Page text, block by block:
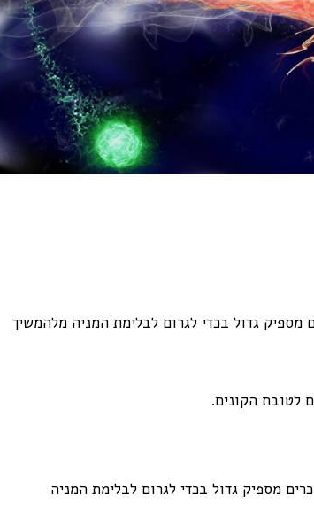
גדול בכדי לגרום לבלימת המניה מלהמשיך
לטובת הקונים.
מספיק גדול בכדי לגרום לבלימת המניה